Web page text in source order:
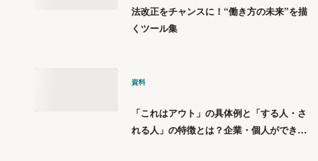
法改正をチャンスに！“働き方の未来”を描
くツール集
資料
「これはアウト」の具体例と「する人・さ
れる人」の特徴とは？企業・個人ができる